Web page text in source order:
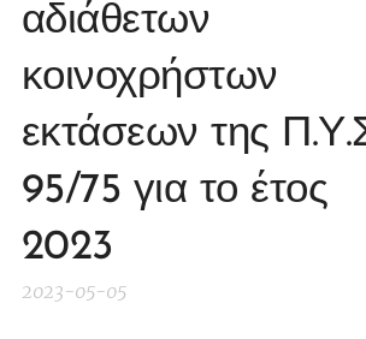
αδιάθετων
κοινοχρήστων
εκτάσεων της
95/75 για το έτος
2023
2023-05-05